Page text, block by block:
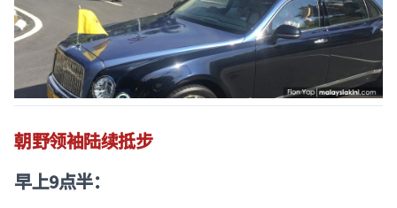
朝野领袖陆续抵步
早上9点半：